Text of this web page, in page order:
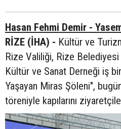
Hasan Fehmi Demir -
RİZE (İHA) - Kültür ve
Rize Valiliği, Rize
Kültür ve Sanat Derneği iş
Yaşayan Miras Şöleni",
töreniyle kapılarını